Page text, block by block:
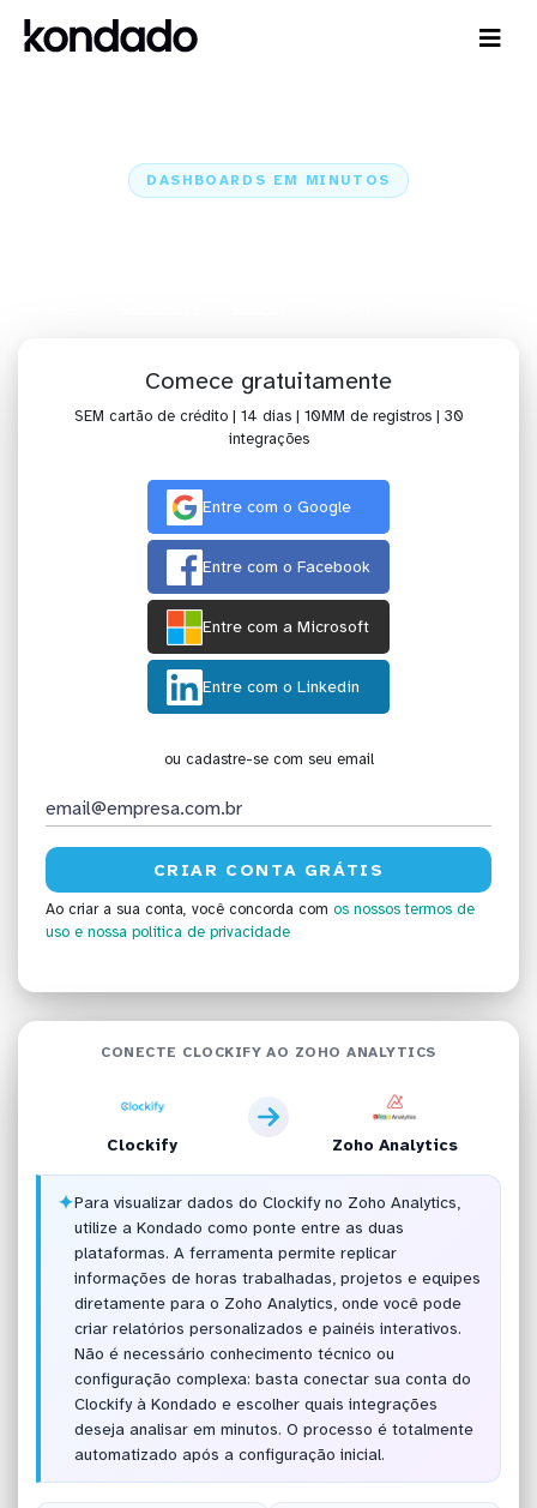
DASHBOARDS EM MINUTOS
Comece gratuitamente
SEM cartão de crédito | 14 dias | 10MM de registros | 30
integrações
Entre com o Google
Entre com o Facebook
Entre com a Microsoft
Entre com o Linkedin
ou cadastre-se com seu email
Ao criar a sua conta, você concorda com os nossos termos de
uso e nossa política de privacidade
CONECTE CLOCKIFY AO ZOHO ANALYTICS
Clockify Zoho Analytics
✦Para visualizar dados do Clockify no Zoho Analytics,
utilize a Kondado como ponte entre as duas
plataformas. A ferramenta permite replicar
informações de horas trabalhadas, projetos e equipes
diretamente para o Zoho Analytics, onde você pode
criar relatórios personalizados e painéis interativos.
Não é necessário conhecimento técnico ou
configuração complexa: basta conectar sua conta do
Clockify à Kondado e escolher quais integrações
deseja analisar em minutos. O processo é totalmente
automatizado após a configuração inicial.